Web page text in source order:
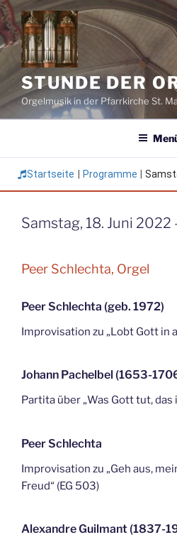
Zum
Inhalt
springen
STUNDE DER
Orgelmusik in der Pfarrkirche St.
Startseite Programme
Samstag, 18. Juni 2022
Peer Schlechta, Orgel
Peer Schlechta (geb. 1972)
Improvisation zu „Lobt Gott in
Johann Pachelbel (1653-
Partita über „Was Gott tut, das
Peer Schlechta
Improvisation zu „Geh aus,
Freud“ (EG 503)
Alexandre Guilmant (1837-